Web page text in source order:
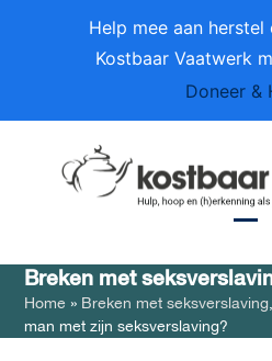
Help mee aan herstel
Kostbaar Vaatwerk
Doneer &
Breken met
Home » Breken met seksverslaving
man met zijn seksverslaving?